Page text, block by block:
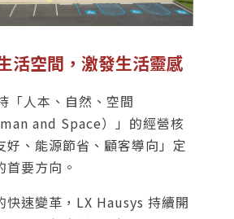
搜尋
活空間，激發生活靈感
「人本、自然、空間
and Space）」的經營核
好、能源節省、顧客導向」定
要方向。
快速變革，LX Hausys 持續開